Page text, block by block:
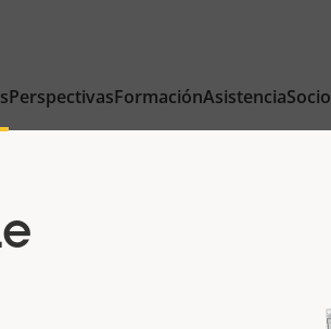
PerspectivasFormaciónAsistenciaSocio